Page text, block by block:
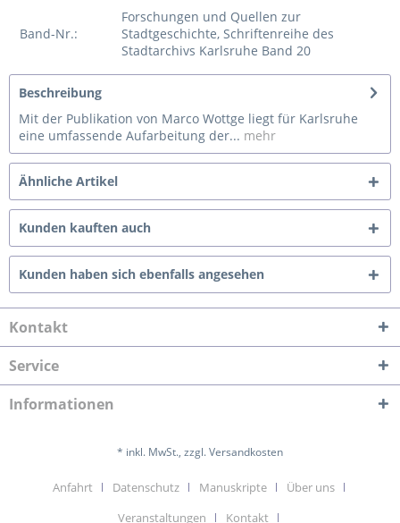
Band-Nr.:
Forschungen und Quellen zur
Stadtgeschichte, Schriftenreihe des
Stadtarchivs Karlsruhe Band 20
Beschreibung
Mit der Publikation von Marco Wottge liegt für Karlsruhe
eine umfassende Aufarbeitung der... mehr
Ähnliche Artikel
Kunden kauften auch
Kunden haben sich ebenfalls angesehen
Kontakt
Service
Informationen
* inkl. MwSt., zzgl. Versandkosten
Anfahrt Datenschutz Manuskripte
Über uns
Veranstaltungen
Kontakt